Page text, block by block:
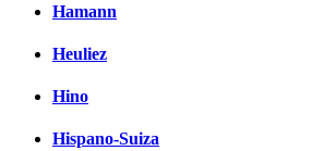
Hamann
Heuliez
Hino
Hispano-Suiza